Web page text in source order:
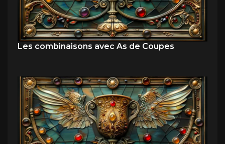
Les combinaisons avec As de Coupes